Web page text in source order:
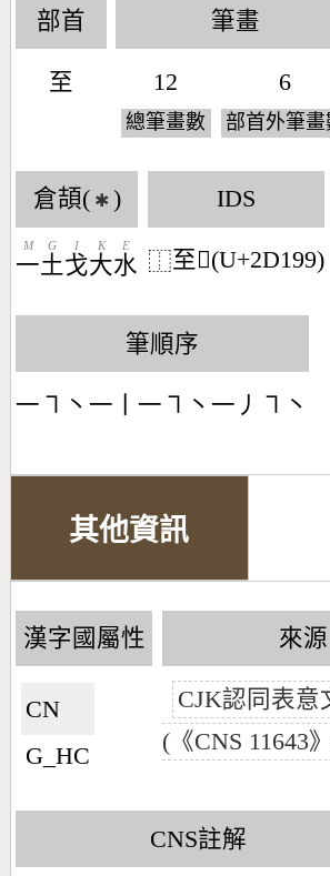
部首
至
筆畫
12
總筆畫數
6
部首外筆畫
倉頡( ✱ )
一
M
土
G
戈
I
大
K
水
E
IDS
⿰至𭆙(U+2D199)
筆順序
一㇕丶一丨一㇕丶一丿㇕丶
其他資訊
漢字國屬性
CN🇨🇳
G_HC
來源
CJK認同表意
(《CNS 11643
CNS註解